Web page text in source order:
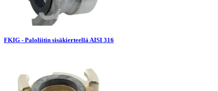
FKIG - Paloliitin sisäkierteellä AISI 316